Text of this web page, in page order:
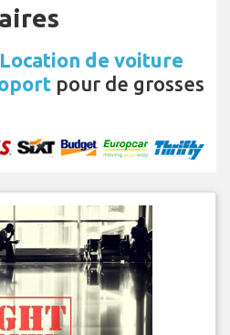
Location de voiture
pour de grosses